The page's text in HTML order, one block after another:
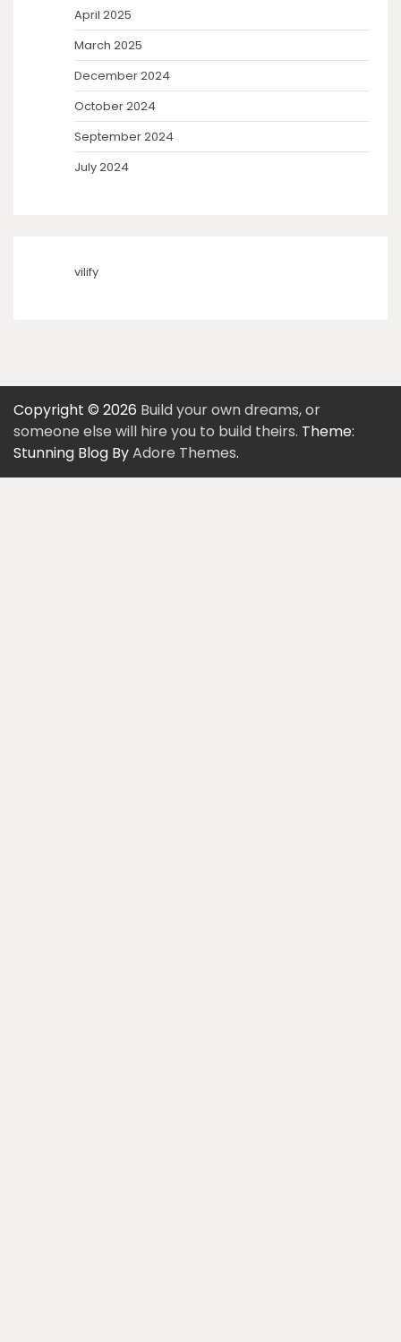
April 2025
March 2025
December 2024
October 2024
September 2024
July 2024
vilify
Copyright © 2026 Build your own dreams, or
someone else will hire you to build theirs. Theme:
Stunning Blog ByAdore Themes.